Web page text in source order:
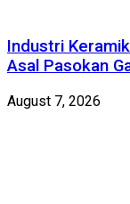
Industri
Asal Pasokan
August 7, 2026